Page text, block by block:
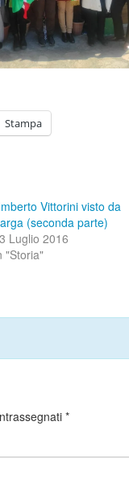
Stampa
Vittorini visto da
(seconda parte)
Luglio 2016
"Storia"
*